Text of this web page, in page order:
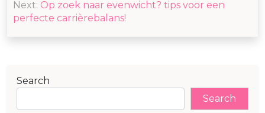
Next: Op zoek naar evenwicht? tips voor een
perfecte carrièrebalans!
Search
Search